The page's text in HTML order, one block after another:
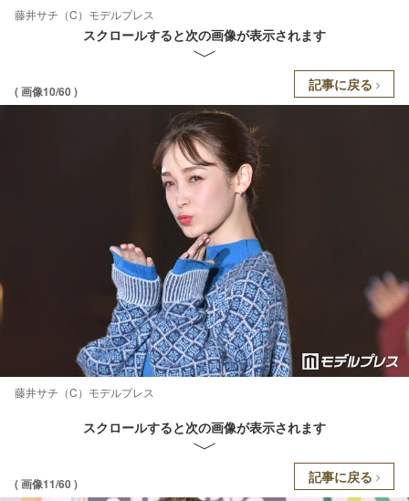
藤井サチ（C）モデルプレス
スクロールすると次の画像が表示されます
( 画像10/60 ) 記事に戻る
藤井サチ（C）モデルプレス
スクロールすると次の画像が表示されます
( 画像11/60 ) 記事に戻る